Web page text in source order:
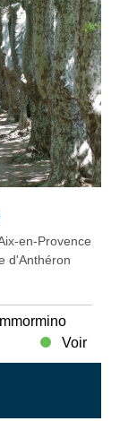
en-Provence
d'Anthéron
Voir